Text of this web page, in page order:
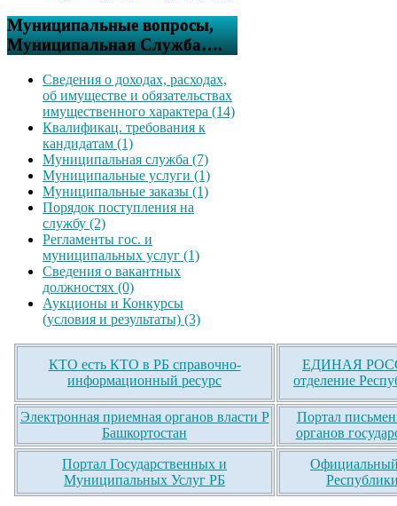
Муниципальные вопросы,
Муниципальная Служба….
Сведения о доходах, расходах,
об имуществе и обязательствах
имущественного характера (14)
Квалификац. требования к
кандидатам (1)
Муниципальная служба (7)
Муниципальные услуги (1)
Муниципальные заказы (1)
Порядок поступления на
службу (2)
Регламенты гос. и
муниципальных услуг (1)
Сведения о вакантных
должностях (0)
Аукционы и Конкурсы
(условия и результаты) (3)
КТО есть КТО в РБ справочно-
информационный ресурс
ЕДИНАЯ
отделение
Электронная приемная органов власти Р
Башкортостан
Портал
органов
Портал Государственных и
Муниципальных Услуг РБ
Официальный